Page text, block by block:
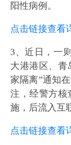
阳性病例。
点击链接查看
3、近日，一
大港港区、青
家隔离”通知
注，经警方核
施，后流入互
点击链接查看